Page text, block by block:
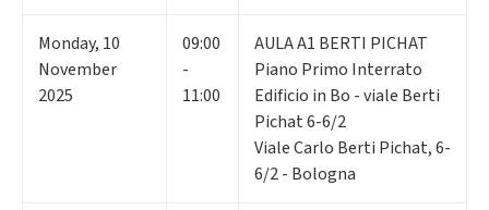
Monday, 10
November
2025
09:00
-
11:00
AULA A1 BERTI PICHAT
Piano Primo Interrato
Edificio in Bo - viale Berti
Pichat 6-6/2
Viale Carlo Berti Pichat, 6-
6/2 - Bologna